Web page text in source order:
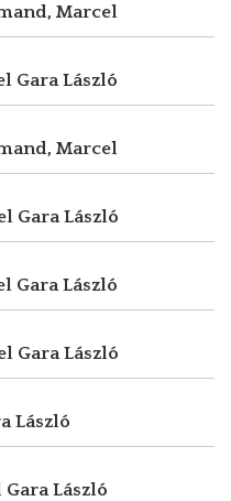
Marcel
Gara László
Marcel
Gara László
Gara László
Gara László
László
Gara László